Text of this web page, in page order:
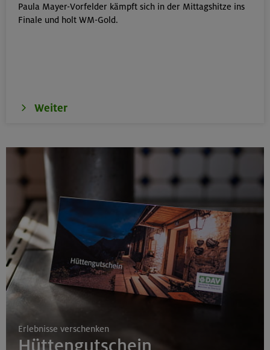
Schwarzenstein 3369 m und Schönbichler Horn 3133
m
Schinder 1808 m
Aufbaukurs Klettern indoor (3 Termine)
München
17./18./19.08.26
Aufbaukurs Klettern indoor
München
Paula Mayer-Vorfelder kämpft sich in der Mittagshitze ins
Finale und holt WM-Gold.
Weiter
Erlebnisse verschenken